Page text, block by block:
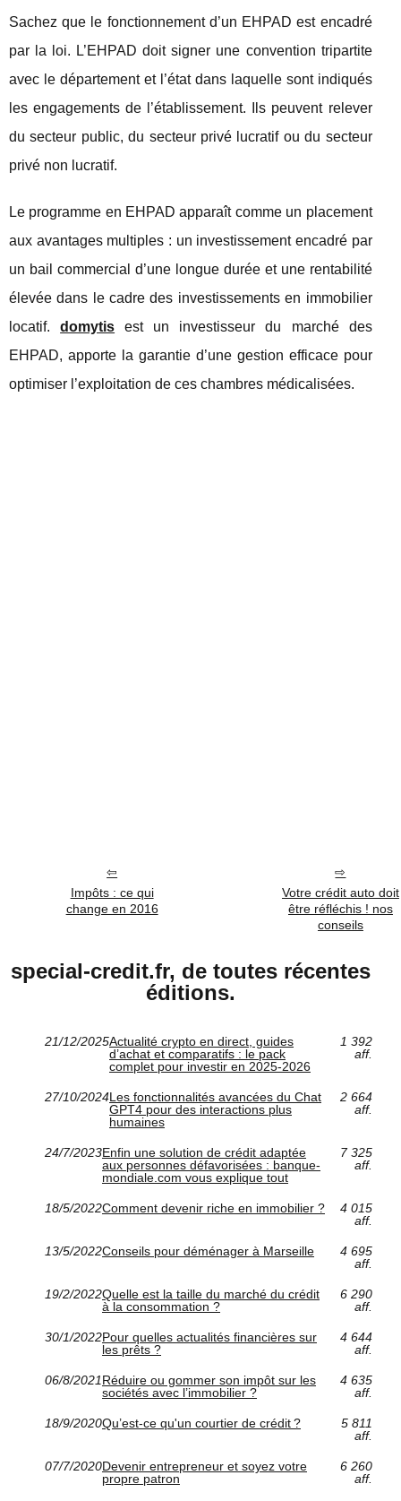
Sachez que le fonctionnement d’un EHPAD est encadré
par la loi. L’EHPAD doit signer une convention tripartite
avec le département et l’état dans laquelle sont indiqués
les engagements de l’établissement. Ils peuvent relever
du secteur public, du secteur privé lucratif ou du secteur
privé non lucratif.
Le programme en EHPAD apparaît comme un placement
aux avantages multiples : un investissement encadré par
un bail commercial d’une longue durée et une rentabilité
élevée dans le cadre des investissements en immobilier
locatif.domytis est un investisseur du marché des
EHPAD, apporte la garantie d’une gestion efficace pour
optimiser l’exploitation de ces chambres médicalisées.
Impôts : ce qui
change en 2016
Votre crédit auto doit
être réfléchis ! nos
conseils
special-credit.fr, de toutes récentes
éditions.
21/12/2025Actualité crypto en direct, guides
d’achat et comparatifs : le pack
complet pour investir en 2025‑2026
1 392
aff.
27/10/2024Les fonctionnalités avancées du Chat
GPT4 pour des interactions plus
humaines
2 664
aff.
24/7/2023Enfin une solution de crédit adaptée
aux personnes défavorisées : banque-
mondiale.com vous explique tout
7 325
aff.
18/5/2022Comment devenir riche en immobilier ?
4 015
aff.
13/5/2022Conseils pour déménager à Marseille
4 695
aff.
19/2/2022Quelle est la taille du marché du crédit
à la consommation ?
6 290
aff.
30/1/2022Pour quelles actualités financières sur
les prêts ?
4 644
aff.
06/8/2021Réduire ou gommer son impôt sur les
sociétés avec l’immobilier ?
4 635
aff.
18/9/2020Qu’est-ce qu'un courtier de crédit ?
5 811
aff.
07/7/2020Devenir entrepreneur et soyez votre
propre patron
6 260
aff.